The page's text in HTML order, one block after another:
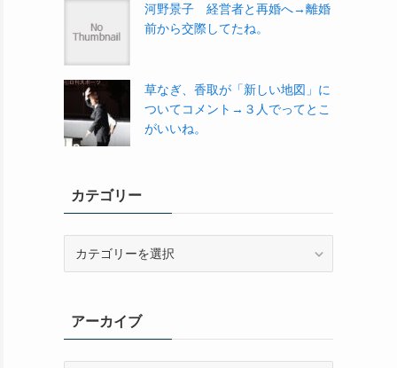
河野景子 経営者と再婚へ→離婚
前から交際してたね。
草なぎ、香取が「新しい地図」に
ついてコメント→３人でってとこ
がいいね。
カテゴリー
ーアーカイブ